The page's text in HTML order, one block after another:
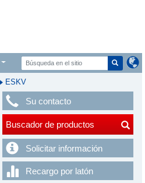
ESKV
Su contacto
Buscador de productos
Solicitar información
Recargo por latón